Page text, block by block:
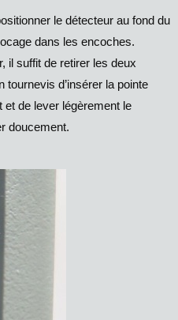
le détecteur au fond du
dans les encoches.
il suffit de retirer les deux
tournevis d’insérer la pointe
et de lever légèrement le
doucement.